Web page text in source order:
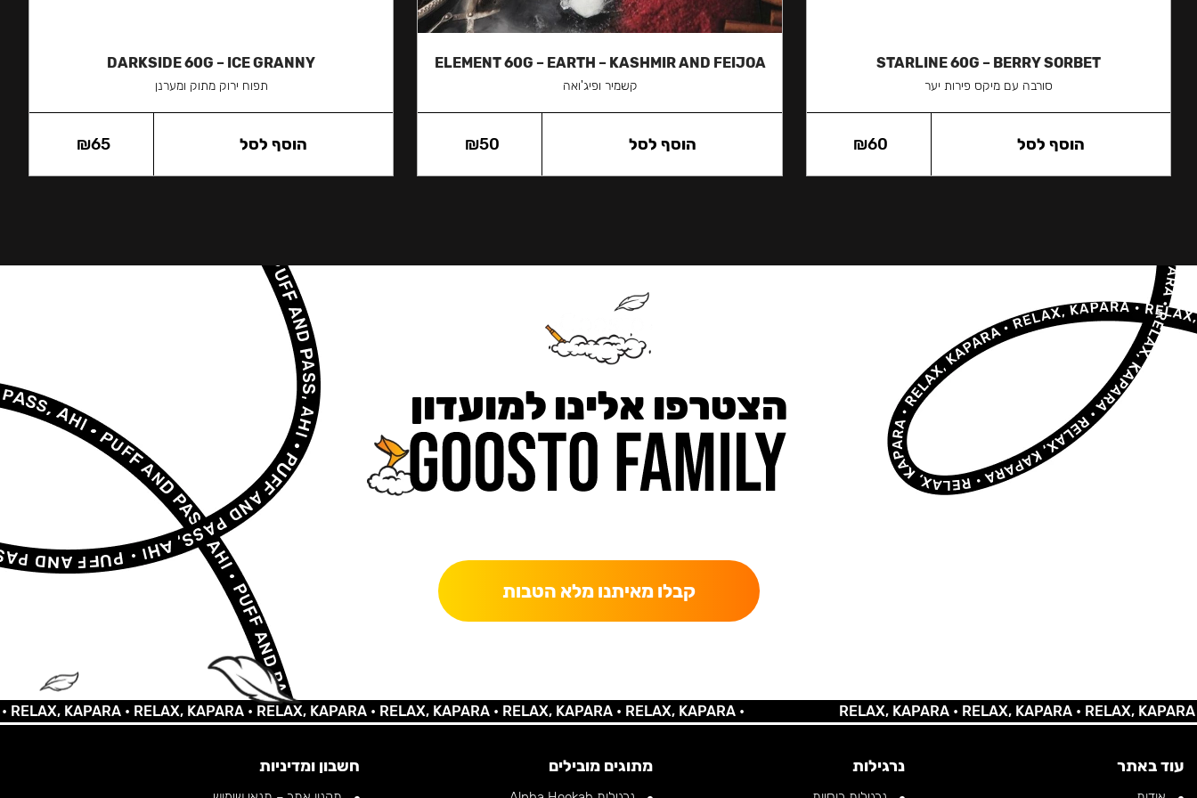
STARLINE 60G – BERRY SORBET
סורבה עם מיקס פירות יער
₪60 הוסף לסל
ELEMENT 60G – EARTH – KASHMIR AND FEIJOA
קשמיר ופיג'ואה
₪50 הוסף לסל
DARKSIDE 60G – ICE GRANNY
תפוח ירוק מתוק ומערנן
₪65 הוסף לסל
הצטרפו אלינו למועדון
קבלו מאיתנו מלא הטבות
KAPARA •RELAX, KAPARA •RELAX, KAPARA •RELAX, KAPARA •RELAX, KAPARA •RELAX, KAPARA • RELAX, KAPARA •RELAX, KAPARA •RELAX, KAPARA •
עוד באתר נרגילות מתוגים מובילים חשבון ומדיניות